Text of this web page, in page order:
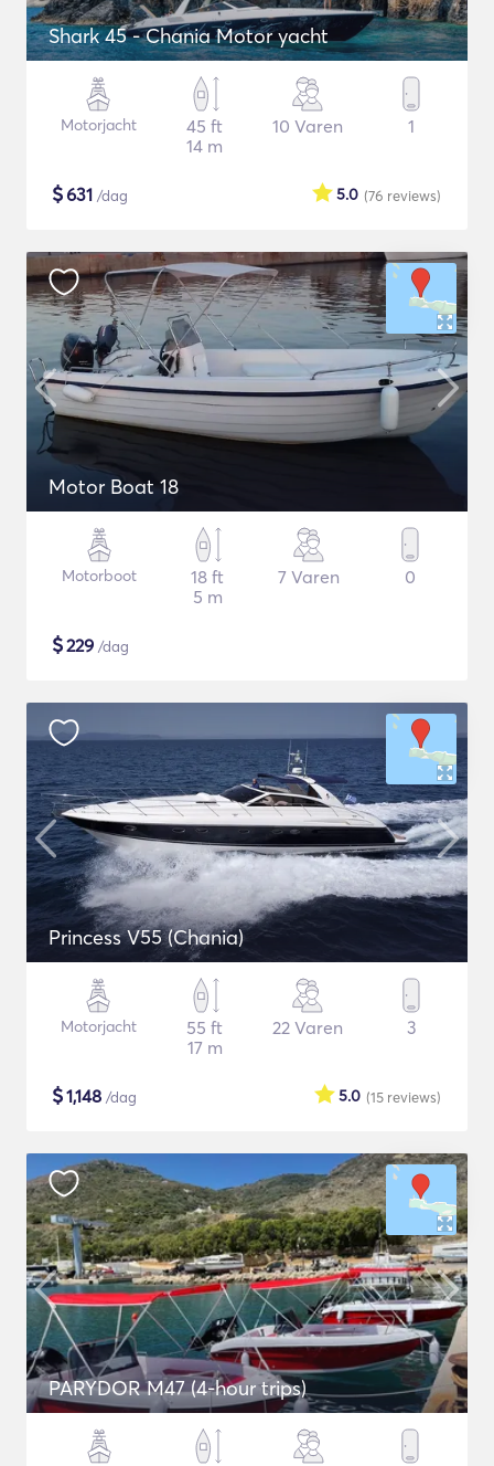
Shark 45 - Chania Motor yacht
Motorjacht
45 ft
14 m
10 Varen 1
$631 /dag (76 reviews)
5.0
Motor Boat 18
Motorboot
18 ft
5 m
7 Varen 0
$229 /dag
Princess V55 (Chania)
Motorjacht
55 ft
17 m
22 Varen 3
$1,148 /dag (15 reviews)
5.0
PARYDOR M47 (4-hour trips)